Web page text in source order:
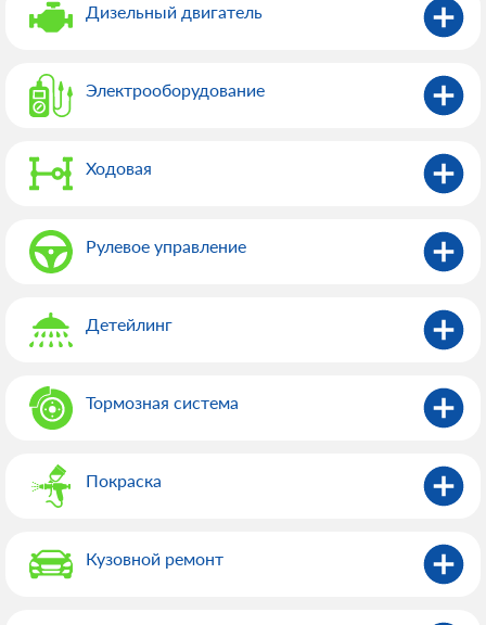
Дизельный двигатель
Электрооборудованиe
Ходовая
Рулевое управление
Детейлинг
Тормозная система
Покраска
Кузовной ремонт